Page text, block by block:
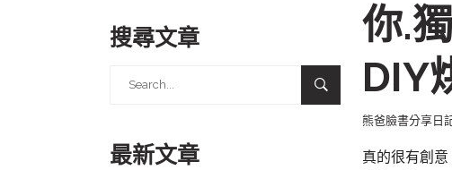
你.
DIY
熊爸臉書分享日
真的很有創意
搜尋文章
最新文章